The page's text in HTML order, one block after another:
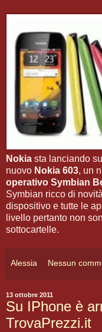
Nokia sta lanciando
nuovo Nokia 603, un
operativo Symbian
Symbian ricco di
dispositivo e tutte le
livello pertanto non
sottocartelle.
Alessia Nessun
13 ottobre 2011
Su IPhone è
TrovaPrezzi.it